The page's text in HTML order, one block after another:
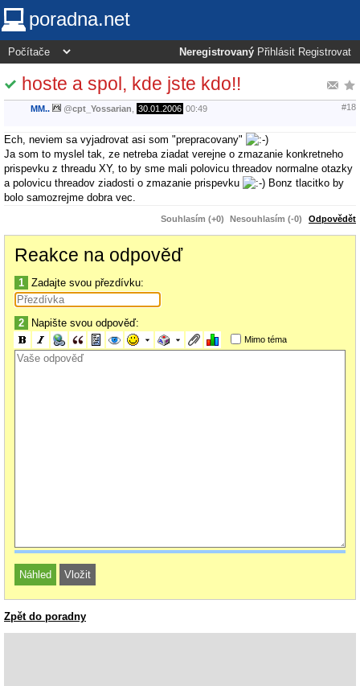
poradna.net
Neregistrovaný Přihlásit Registrovat
hoste a spol, kde jste kdo!!
MM.. @cpt_Yossarian 30.01.2006 00:49 #18
Ech, neviem sa vyjadrovat asi som "prepracovany"
Ja som to myslel tak, ze netreba ziadat verejne o zmazanie konkretneho
prispevku z threadu XY, to by sme mali polovicu threadov normalne otazky
a polovicu threadov ziadosti o zmazanie prispevku
Bonz tlacitko by
bolo samozrejme dobra vec.
Souhlasím (+0) Nesouhlasím (-0) Odpovědět
Reakce na odpověď
1 Zadajte svou přezdívku:
2 Napište svou odpověď:
Mimo téma
Zpět do poradny